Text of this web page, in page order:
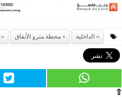
الداخلية محطة مترو الأنفاق
⇧